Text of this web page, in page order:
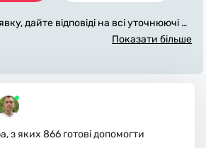
дайте відповіді на всі уточнюючі за
унітаза». Ми зв'яжемося з вами
прибирають робоче місце.
Показати більше
з яких 866 готові допомогти